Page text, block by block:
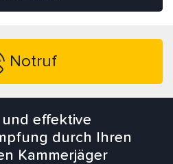
Notruf
und effektive
durch Ihren
Kammerjäger